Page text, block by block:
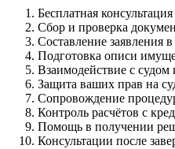
Бесплатная
Сбор и проверка
Составление заявления
Подготовка описи
Взаимодействие с
Защита ваших прав на
Сопровождение
Контроль расчётов с
Помощь в получении
Консультации после